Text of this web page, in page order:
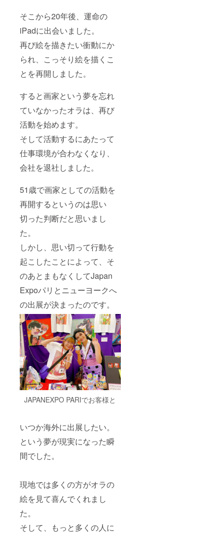
そこから20年後、運命の
iPadに出会いました。
再び絵を描きたい衝動にか
られ、こっそり絵を描くこ
とを再開しました。
すると画家という夢を忘れ
ていなかったオラは、再び
活動を始めます。
そして活動するにあたって
仕事環境が合わなくなり、
会社を退社しました。
51歳で画家としての活動を
再開するというのは思い
切った判断だと思いまし
た。
しかし、思い切って行動を
起こしたことによって、そ
のあとまもなくしてJapan
Expoパリとニューヨークへ
の出展が決まったのです。
JAPANEXPO PARIでお客様と
いつか海外に出展したい。
という夢が現実になった瞬
間でした。
現地では多くの方がオラの
絵を見て喜んでくれまし
た。
そして、もっと多くの人に